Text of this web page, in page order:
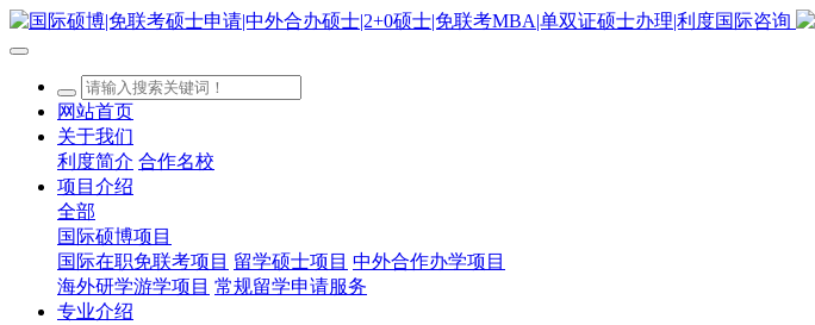
网站首页
关于我们
利度简介 合作名校
项目介绍
全部
国际硕博项目
国际在职免联考项目 留学硕士项目 中外合作办学项目
海外研学游学项目 常规留学申请服务
专业介绍